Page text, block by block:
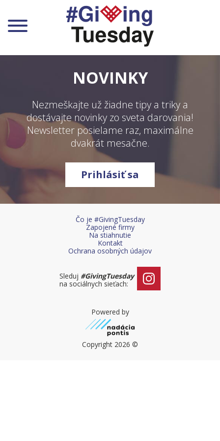
Zapojte sa ako firma
Zapojte sa ako mesto a obec
Pre deti a mladých
Zapojené firmy
Na stiahnutie
Čo je #GivingTuesday
Urýchľovač dobra
NOVINKY
Nezmeškajte už žiadne tipy a triky a
dostávajte novinky zo sveta darovania!
Newsletter posielame raz, maximálne
dvakrát mesačne.
Prihlásiť sa
Čo je #GivingTuesday
Zapojené firmy
Na stiahnutie
Kontakt
Ochrana osobných údajov
Sleduj #GivingTuesday
na sociálnych sieťach:
Powered by
Copyright 2026 ©